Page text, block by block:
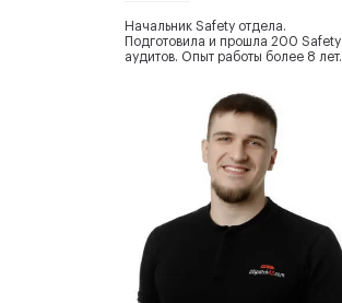
Начальник Safety отдела.
Подготовила и прошла 200 Safety
аудитов. Опыт работы более 8 лет.